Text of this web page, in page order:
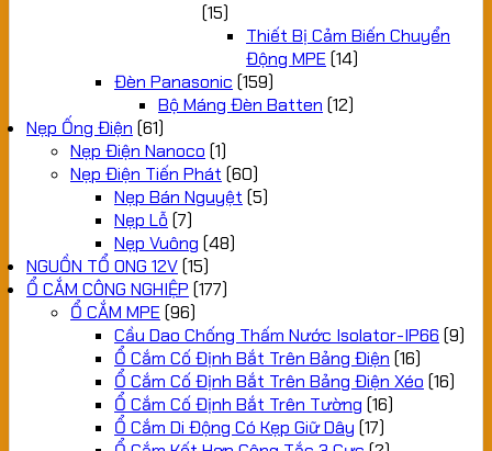
(15)
Thiết Bị Cảm Biến Chuyển
Động MPE (14)
Đèn Panasonic (159)
Bộ Máng Đèn Batten (12)
Nẹp Ống Điện (61)
Nẹp Điện Nanoco (1)
Nẹp Điện Tiến Phát (60)
Nẹp Bán Nguyệt (5)
Nẹp Lỗ (7)
Nẹp Vuông (48)
NGUỒN TỔ ONG 12V(15)
Ổ CẮM CÔNG NGHIỆP (177)
Ổ CẮM MPE (96)
Cầu Dao Chống Thấm Nước Isolator-IP66 (9)
Ổ Cắm Cố Định Bắt Trên Bảng Điện (16)
Ổ Cắm Cố Định Bắt Trên Bảng Điện Xéo (16)
Ổ Cắm Cố Định Bắt Trên Tường (16)
Ổ Cắm Di Động Có Kẹp Giữ Dây (17)